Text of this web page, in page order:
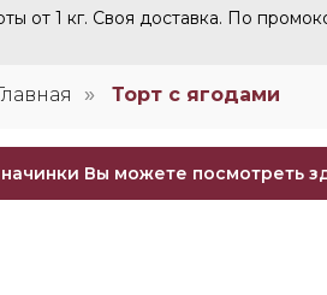
от 1 кг. Своя доставка. По
» Торт с ягодами
Вы можете посмотреть